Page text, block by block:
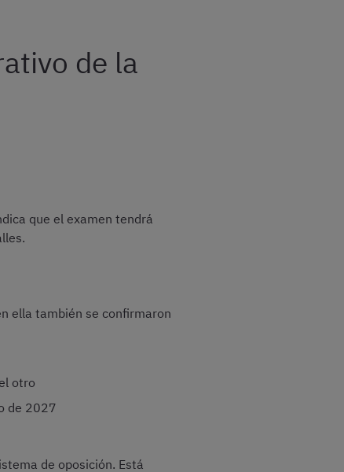
de la
que el examen tendrá
ella también se confirmaron
otro
de 2027
de oposición. Está